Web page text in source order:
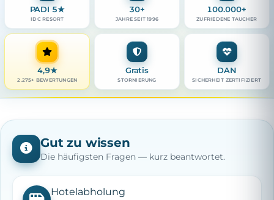
PADI 5★
IDC RESORT
30+
JAHRE SEIT 1996
100.000+
ZUFRIEDENE TAUCHER
4,9★
2.275+ BEWERTUNGEN
Gratis
STORNIERUNG
DAN
SICHERHEIT ZERTIFIZIERT
Gut zu wissen
Die häufigsten Fragen — kurz beantwortet.
Hotelabholung